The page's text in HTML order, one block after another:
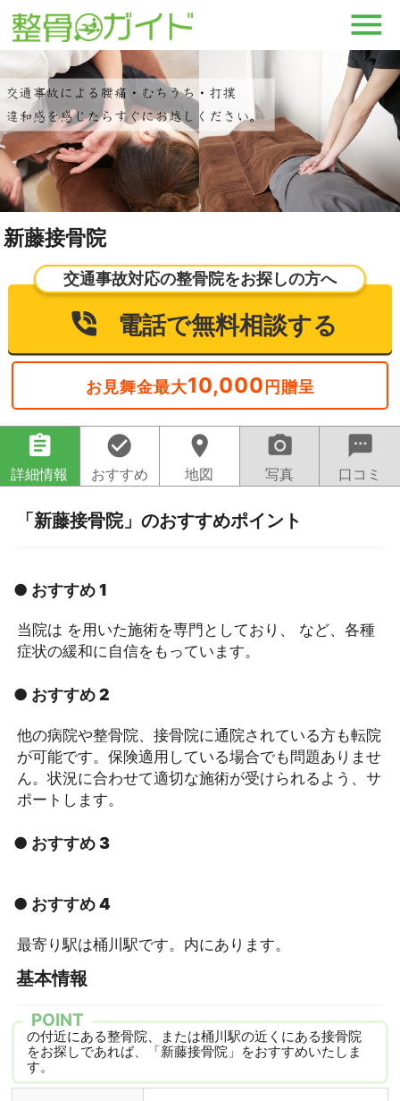
新藤接骨院
交通事故対応の整骨院をお探しの方へ
電話で無料相談する
お見舞金最大10,000 円贈呈
assignment
詳細情報
check_circle
おすすめ
location_on
地図
camera_alt
写真
sms
口コミ
「新藤接骨院」のおすすめポイント
● おすすめ 1
当院は を用いた施術を専門としており、 など、各種
症状の緩和に自信をもっています。
● おすすめ 2
他の病院や整骨院、接骨院に通院されている方も転院
が可能です。保険適用している場合でも問題ありませ
ん。状況に合わせて適切な施術が受けられるよう、サ
ポートします。
● おすすめ 3
● おすすめ 4
最寄り駅は桶川駅です。内にあります。
基本情報
POINT
の付近にある整骨院、または桶川駅の近くにある接骨院
をお探しであれば、「新藤接骨院」をおすすめいたしま
す。